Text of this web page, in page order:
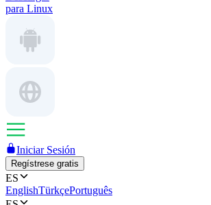
para Linux
Iniciar Sesión
Regístrese gratis
ES
EnglishTürkçePortuguês